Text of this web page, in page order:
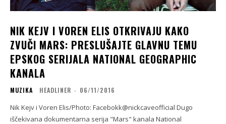
NIK KEJV I VOREN ELIS OTKRIVAJU KAKO
ZVUČI MARS: PRESLUŠAJTE GLAVNU TEMU
EPSKOG SERIJALA NATIONAL GEOGRAPHIC
KANALA
MUZIKA HEADLINER - 06/11/2016
Nik Kejv i Voren Elis/Photo: Facebokk@nickcaveofficial Dugo
iščekivana dokumentarna serija "Mars" kanala National